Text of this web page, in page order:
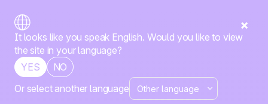
It looks like you speak English. Would you like to view
the site in your language?
YES
NO
Or select another language